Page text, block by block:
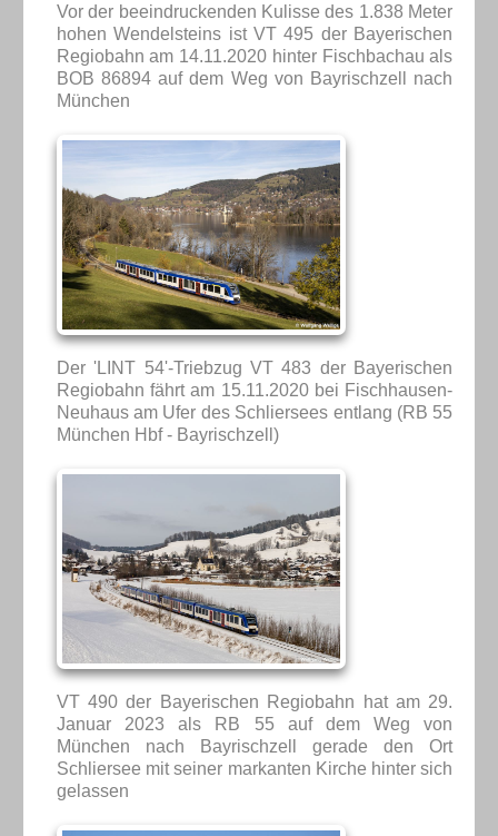
Vor der beeindruckenden Kulisse des 1.838 Meter
hohen Wendelsteins ist VT 495 der Bayerischen
Regiobahn am 14.11.2020 hinter Fischbachau als
BOB 86894 auf dem Weg von Bayrischzell nach
München
Der 'LINT 54'-Triebzug VT 483 der Bayerischen
Regiobahn fährt am 15.11.2020 bei Fischhausen-
Neuhaus am Ufer des Schliersees entlang (RB 55
München Hbf - Bayrischzell)
VT 490 der Bayerischen Regiobahn hat am 29.
Januar 2023 als RB 55 auf dem Weg von
München nach Bayrischzell gerade den Ort
Schliersee mit seiner markanten Kirche hinter sich
gelassen